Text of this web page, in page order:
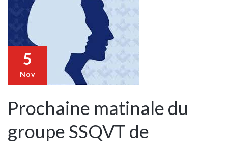
5
Nov
Prochaine matinale du
groupe SSQVT de